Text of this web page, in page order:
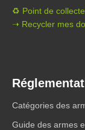
♻️ Point de collecte
➝ Recycler mes
Catégories des
Guide des armes